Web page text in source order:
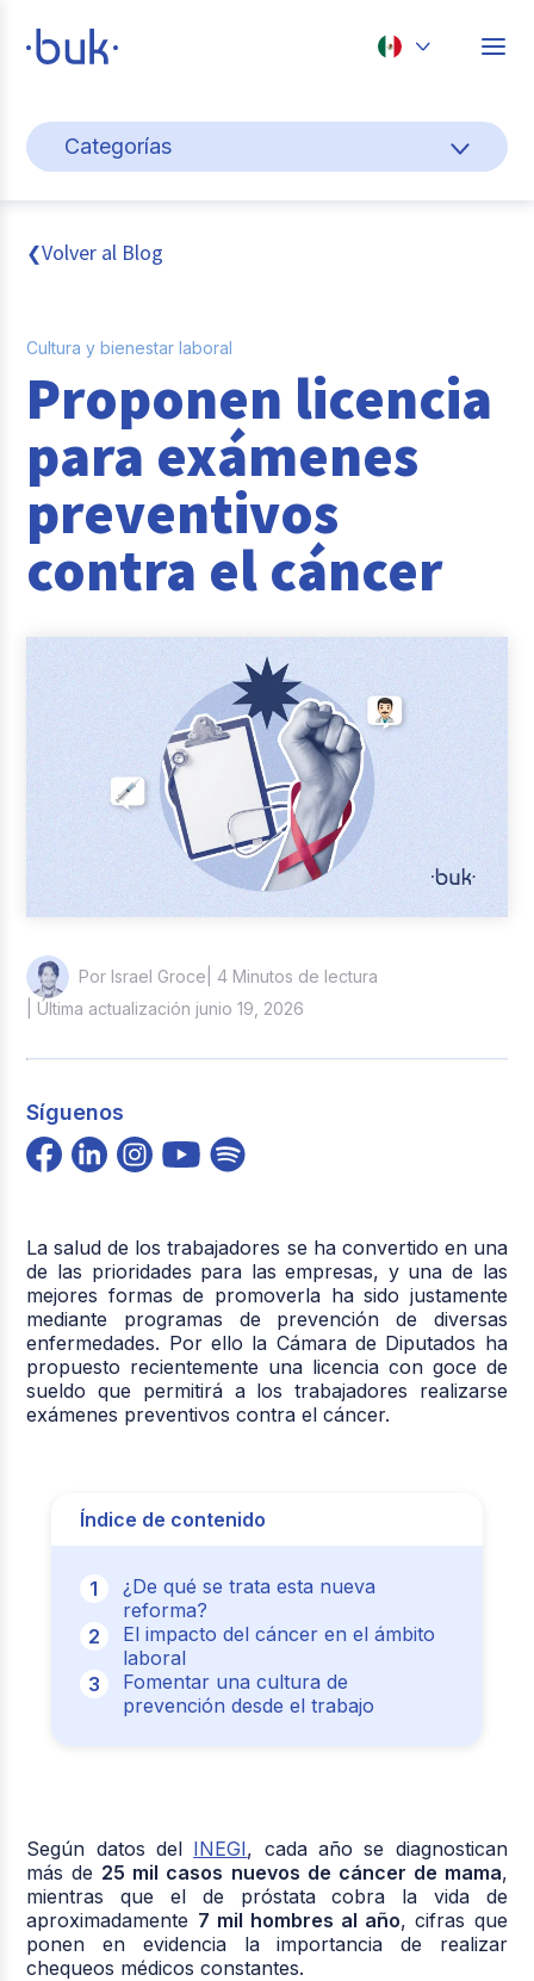
Perú
Categorías
Gestión de personas
Cultura y bienestar laboral
Transformación digital
Tendencias y data
Novedades
Entrevistas con expertos
Casos de éxito
❮Volver al Blog
Cultura y bienestar laboral
Proponen licencia
para exámenes
preventivos
contra el cáncer
Por Israel Groce | 4 Minutos de lectura
| Última actualización junio 19, 2026
Síguenos
La salud de los trabajadores se ha convertido en una
de las prioridades para las empresas, y una de las
mejores formas de promoverla ha sido justamente
mediante programas de prevención de diversas
enfermedades. Por ello la Cámara de Diputados ha
propuesto recientemente una licencia con goce de
sueldo que permitirá a los trabajadores realizarse
exámenes preventivos contra el cáncer.
Índice de contenido
¿De qué se trata esta nueva
reforma?
El impacto del cáncer en el ámbito
laboral
Fomentar una cultura de
prevención desde el trabajo
Según datos del INEGI, cada año se diagnostican
más de 25 mil casos nuevos de cáncer de mama,
mientras que el de próstata cobra la vida de
aproximadamente 7 mil hombres al año, cifras que
ponen en evidencia la importancia de realizar
chequeos médicos constantes.